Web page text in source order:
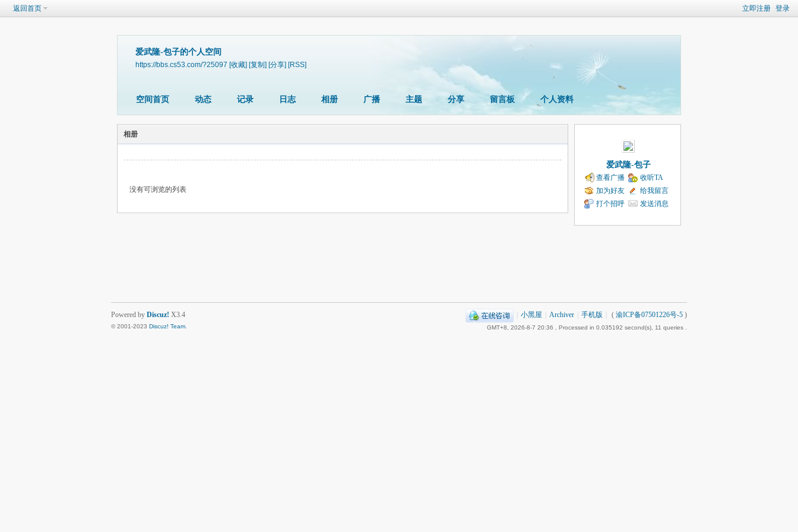
立即注册 登录
返回首页
爱武隆-包子的个人空间
https://bbs.cs53.com/?25097 [收藏] [复制] [分享] [RSS]
空间首页 动态 记录 日志 相册 广播 主题 分享 留言板 个人资料
相册
没有可浏览的列表
爱武隆-包子
查看广播
收听TA
加为好友
给我留言
打个招呼
发送消息
小黑屋 Archiver 手机版 ( 渝ICP备07501226号-5 )
GMT+8, 2026-8-7 20:36 , Processed in 0.035192 second(s), 11 queries .
Powered by Discuz! X3.4
© 2001-2023 Discuz! Team